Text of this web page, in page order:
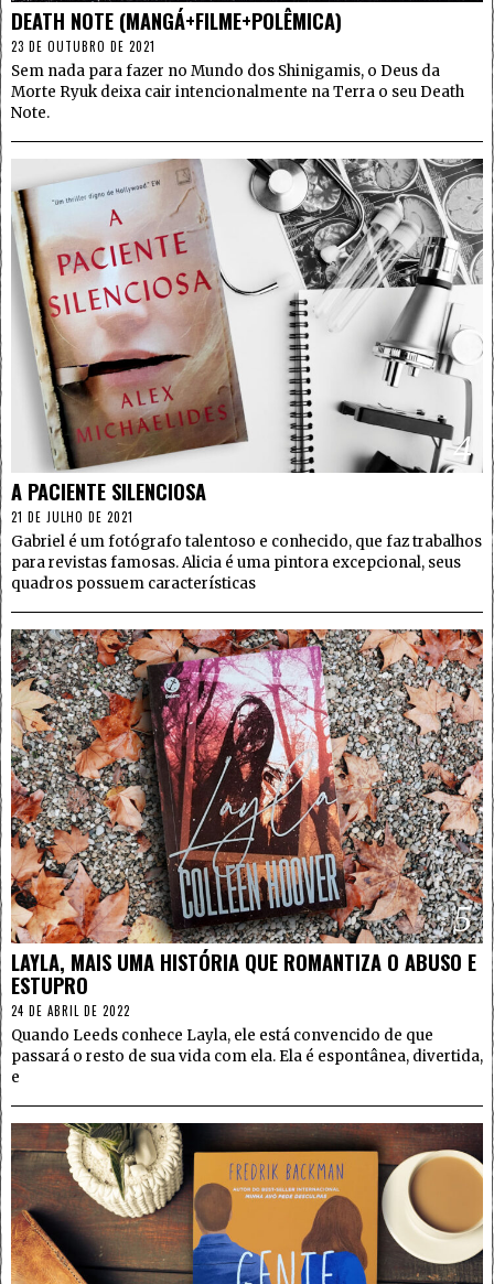
DEATH NOTE (MANGÁ+FILME+POLÊMICA)
23 DE OUTUBRO DE 2021
Sem nada para fazer no Mundo dos Shinigamis, o Deus da
Morte Ryuk deixa cair intencionalmente na Terra o seu Death
Note.
4
A PACIENTE SILENCIOSA
21 DE JULHO DE 2021
Gabriel é um fotógrafo talentoso e conhecido, que faz trabalhos
para revistas famosas. Alicia é uma pintora excepcional, seus
quadros possuem características
5
LAYLA, MAIS UMA HISTÓRIA QUE ROMANTIZA O ABUSO E
ESTUPRO
24 DE ABRIL DE 2022
Quando Leeds conhece Layla, ele está convencido de que
passará o resto de sua vida com ela. Ela é espontânea, divertida,
e